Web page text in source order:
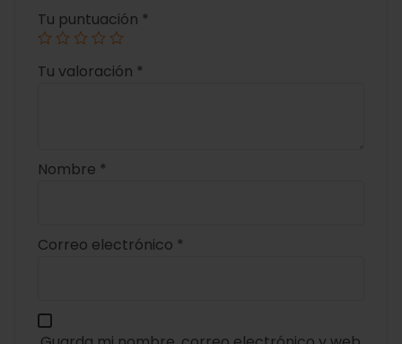
Tu puntuación *
Tu valoración *
Nombre *
Correo electrónico *